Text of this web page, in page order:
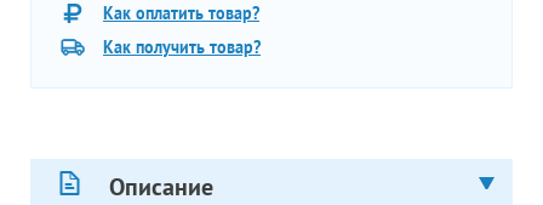
Как оплатить товар?
Как получить товар?
Описание